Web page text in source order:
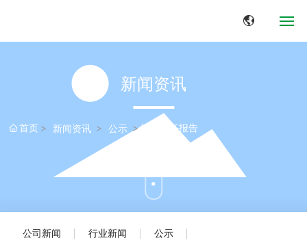
应用领域
典型案例
新闻资讯
首页 新闻资讯 公示 社会责任报告
公司新闻 行业新闻 公示